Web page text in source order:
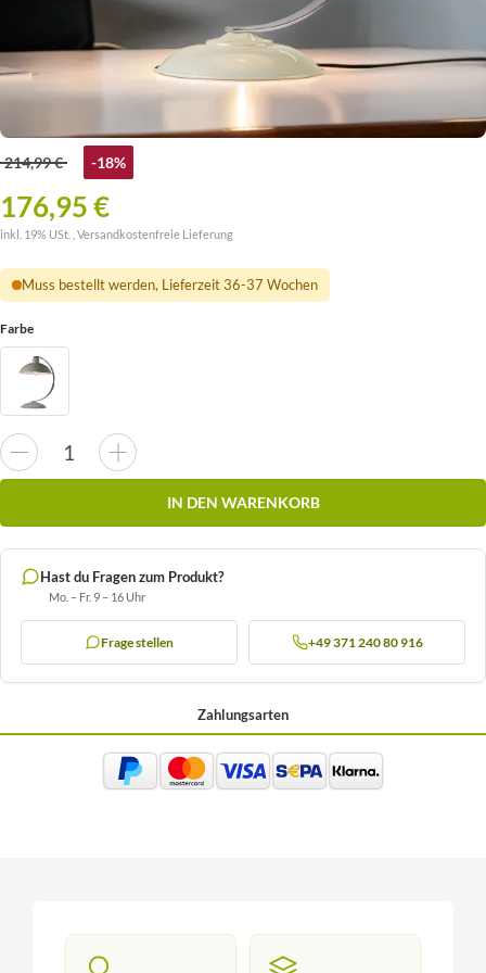
214,99 € -18%
176,95 €
inkl. 19% USt. , Versandkostenfreie Lieferung
Muss bestellt werden, Lieferzeit 36-37 Wochen
Farbe
IN DEN WARENKORB
Hast du Fragen zum Produkt?
Mo. – Fr. 9 – 16 Uhr
Frage stellen +49 371 240 80 916
Zahlungsarten